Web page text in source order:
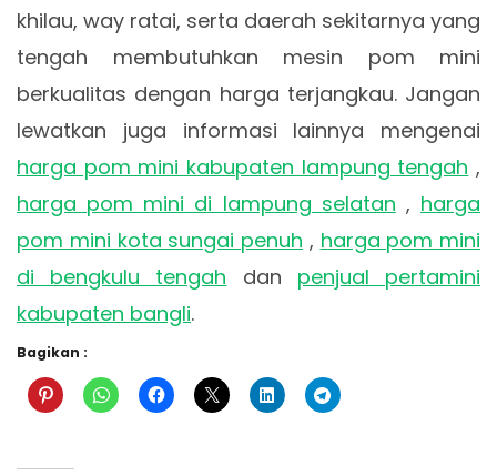
khilau, way ratai, serta daerah sekitarnya yang
tengah membutuhkan mesin pom mini
berkualitas dengan harga terjangkau. Jangan
lewatkan juga informasi lainnya mengenai
harga pom mini kabupaten lampung tengah ,
harga pom mini di lampung selatan , harga
pom mini kota sungai penuh , harga pom mini
di bengkulu tengah dan penjual pertamini
kabupaten bangli.
Bagikan :